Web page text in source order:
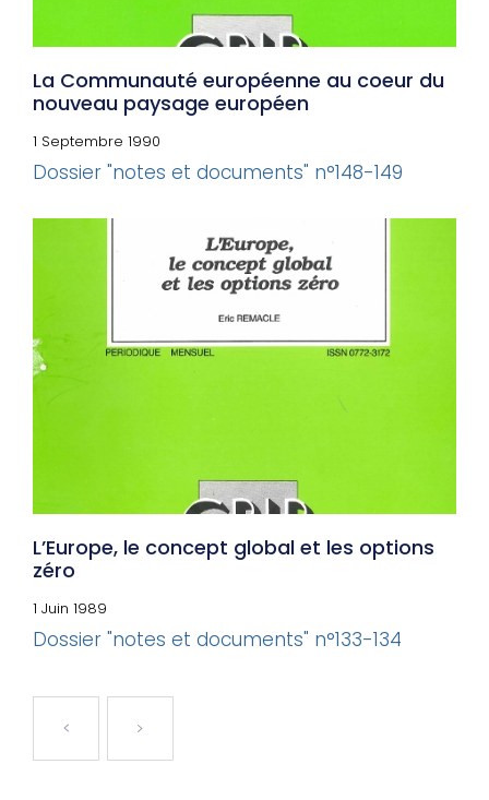
La Communauté européenne au coeur du
nouveau paysage européen
1 Septembre 1990
Dossier "notes et documents" n°148-149
L’Europe, le concept global et les options
zéro
1 Juin 1989
Dossier "notes et documents" n°133-134